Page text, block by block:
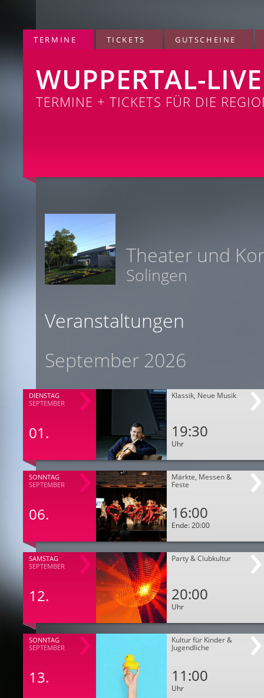
TERMINE TICKETS GUTSCHEINE
WUPPERTAL-LIVE
TERMINE + TICKETS FÜR DIE
Theater und
Solingen
Veranstaltungen
September 2026
DIENSTAG
SEPTEMBER
01.
Klassik, Neue Musik
19:30
Uhr
SONNTAG
SEPTEMBER
06.
Märkte, Messen &
Feste
16:00
Ende: 20:00
SAMSTAG
SEPTEMBER
12.
Party & Clubkultur
20:00
Uhr
SONNTAG
SEPTEMBER
13.
Kultur für Kinder &
Jugendliche
11:00
Uhr